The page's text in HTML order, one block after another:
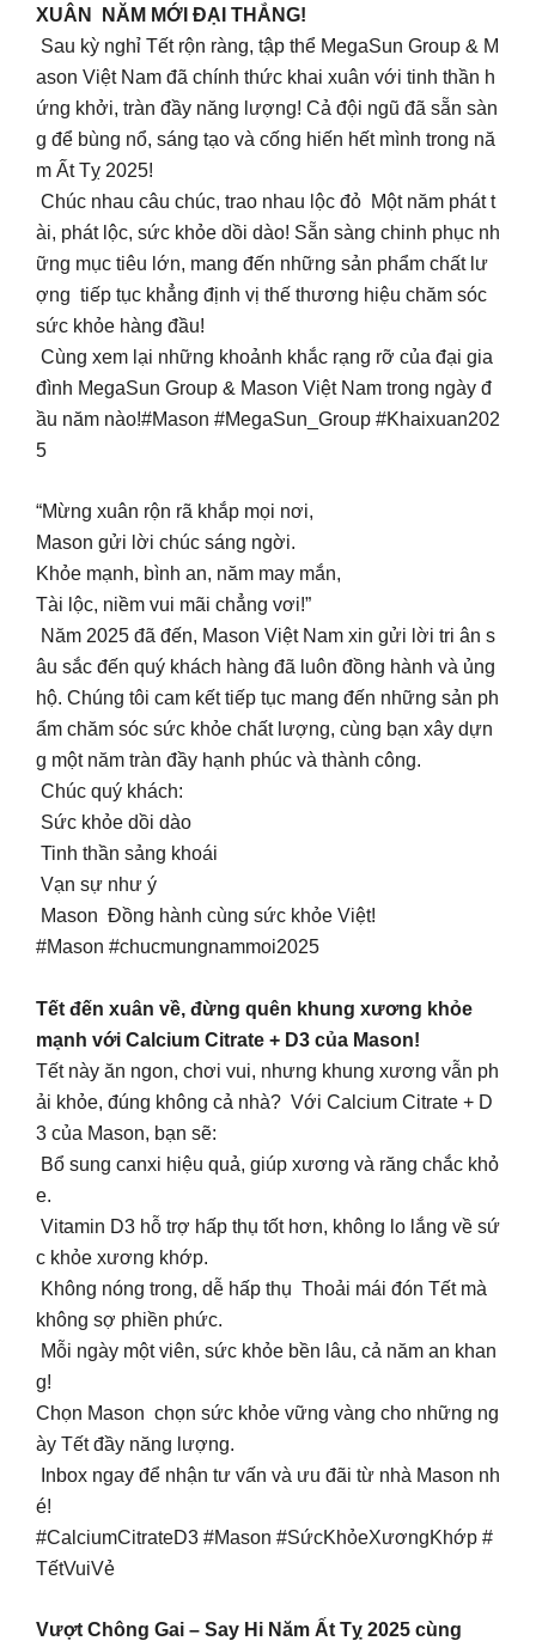
XUÂN NĂM MỚI ĐẠI THẮNG!
Sau kỳ nghỉ Tết rộn ràng, tập thể MegaSun Group & M
ason Việt Nam đã chính thức khai xuân với tinh thần h
ứng khởi, tràn đầy năng lượng! Cả đội ngũ đã sẵn sàn
g để bùng nổ, sáng tạo và cống hiến hết mình trong nă
m Ất Tỵ 2025!
Chúc nhau câu chúc, trao nhau lộc đỏ Một năm phát t
ài, phát lộc, sức khỏe dồi dào! Sẵn sàng chinh phục nh
ững mục tiêu lớn, mang đến những sản phẩm chất lư
ợng tiếp tục khẳng định vị thế thương hiệu chăm sóc
sức khỏe hàng đầu!
Cùng xem lại những khoảnh khắc rạng rỡ của đại gia
đình MegaSun Group & Mason Việt Nam trong ngày đ
ầu năm nào!#Mason #MegaSun_Group #Khaixuan202
5
“Mừng xuân rộn rã khắp mọi nơi,
Mason gửi lời chúc sáng ngời.
Khỏe mạnh, bình an, năm may mắn,
Tài lộc, niềm vui mãi chẳng vơi!”
Năm 2025 đã đến, Mason Việt Nam xin gửi lời tri ân s
âu sắc đến quý khách hàng đã luôn đồng hành và ủng
hộ. Chúng tôi cam kết tiếp tục mang đến những sản ph
ẩm chăm sóc sức khỏe chất lượng, cùng bạn xây dựn
g một năm tràn đầy hạnh phúc và thành công.
Chúc quý khách:
Sức khỏe dồi dào
Tinh thần sảng khoái
Vạn sự như ý
Mason Đồng hành cùng sức khỏe Việt!
#Mason #chucmungnammoi2025
Tết đến xuân về, đừng quên khung xương khỏe
mạnh với Calcium Citrate + D3 của Mason!
Tết này ăn ngon, chơi vui, nhưng khung xương vẫn ph
ải khỏe, đúng không cả nhà? Với Calcium Citrate + D
3 của Mason, bạn sẽ:
Bổ sung canxi hiệu quả, giúp xương và răng chắc khỏ
e.
Vitamin D3 hỗ trợ hấp thụ tốt hơn, không lo lắng về sứ
c khỏe xương khớp.
Không nóng trong, dễ hấp thụ Thoải mái đón Tết mà
không sợ phiền phức.
Mỗi ngày một viên, sức khỏe bền lâu, cả năm an khan
g!
Chọn Mason chọn sức khỏe vững vàng cho những ng
ày Tết đầy năng lượng.
Inbox ngay để nhận tư vấn và ưu đãi từ nhà Mason nh
é!
#CalciumCitrateD3 #Mason #SứcKhỏeXươngKhớp #
TếtVuiVẻ
Vượt Chông Gai – Say Hi Năm Ất Tỵ 2025 cùng